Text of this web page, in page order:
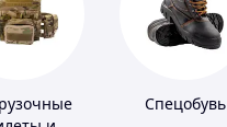
Спецобувь